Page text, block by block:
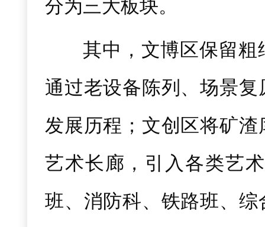
分为三大板块。
其中，文博区保留
通过老设备陈列、场景
发展历程；文创区将矿
艺术长廊，引入各类艺
班、消防科、铁路班、